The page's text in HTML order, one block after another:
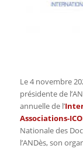
Le 4 novembre
présidente de
annuelle de l’
Associations-
Nationale des
l’ANDès, son